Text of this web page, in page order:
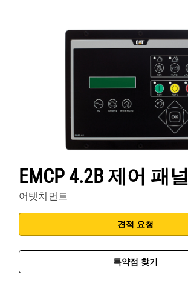
EMCP 4.2B 제어 패널
어탯치먼트
견적 요청
특약점 찾기